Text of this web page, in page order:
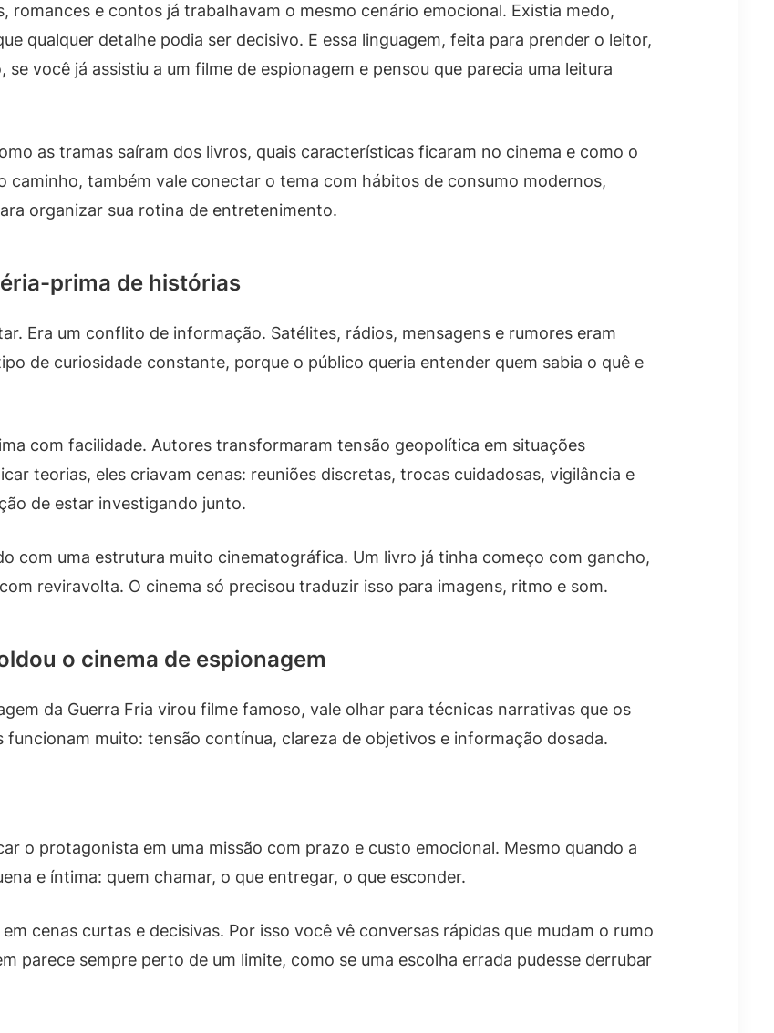
romances e contos já trabalhavam o mesmo cenário emocional. Existia medo,
qualquer detalhe podia ser decisivo. E essa linguagem, feita para prender o leitor,
você já assistiu a um filme de espionagem e pensou que parecia uma leitura
as tramas saíram dos livros, quais características ficaram no cinema e como o
caminho, também vale conectar o tema com hábitos de consumo modernos,
organizar sua rotina de entretenimento.
prima de histórias
Era um conflito de informação. Satélites, rádios, mensagens e rumores eram
de curiosidade constante, porque o público queria entender quem sabia o quê e
com facilidade. Autores transformaram tensão geopolítica em situações
teorias, eles criavam cenas: reuniões discretas, trocas cuidadosas, vigilância e
de estar investigando junto.
com uma estrutura muito cinematográfica. Um livro já tinha começo com gancho,
reviravolta. O cinema só precisou traduzir isso para imagens, ritmo e som.
o cinema de espionagem
da Guerra Fria virou filme famoso, vale olhar para técnicas narrativas que os
funcionam muito: tensão contínua, clareza de objetivos e informação dosada.
o protagonista em uma missão com prazo e custo emocional. Mesmo quando a
e íntima: quem chamar, o que entregar, o que esconder.
cenas curtas e decisivas. Por isso você vê conversas rápidas que mudam o rumo
parece sempre perto de um limite, como se uma escolha errada pudesse derrubar